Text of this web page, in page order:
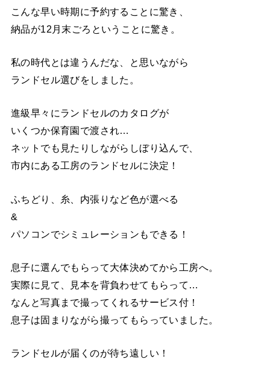
こんな早い時期に予約することに驚き、
納品が12月末ごろということに驚き。
私の時代とは違うんだな、と思いながら
ランドセル選びをしました。
進級早々にランドセルのカタログが
いくつか保育園で渡され…
ネットでも見たりしながらしぼり込んで、
市内にある工房のランドセルに決定！
ふちどり、糸、内張りなど色が選べる
&
パソコンでシミュレーションもできる！
息子に選んでもらって大体決めてから工房へ。
実際に見て、見本を背負わせてもらって…
なんと写真まで撮ってくれるサービス付！
息子は固まりながら撮ってもらっていました。
ランドセルが届くのが待ち遠しい！